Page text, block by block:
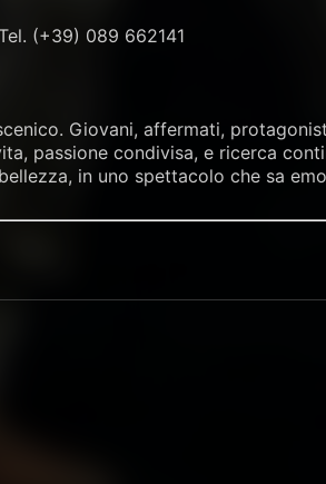
(+39) 089 662141
Giovani, affermati,
passione condivisa, e ricerca
in uno spettacolo che sa